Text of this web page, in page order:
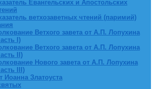
Евангельских и Апостольских
ветхозаветных чтений (паримий)
Ветхого завета от А.П. Лопухина
I)
Ветхого завета от А.П. Лопухина
II)
Нового завета от А.П. Лопухина
III)
Иоанна Златоуста